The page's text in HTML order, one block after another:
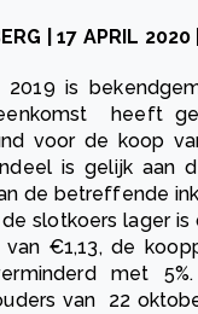
| 17 APRIL 2020
2019 is
heeft
voor de koop
is gelijk aan
de betreffende
slotkoers lager
€1,13, de
met
van 22